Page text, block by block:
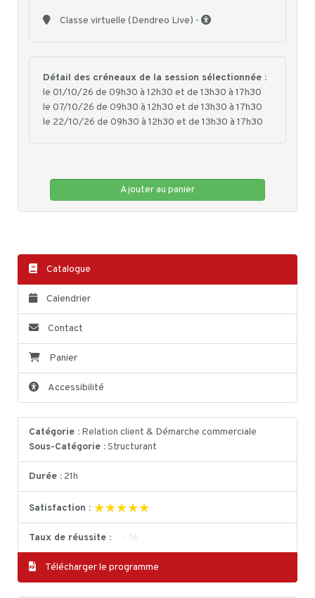
Classe virtuelle (Dendreo Live) -
Détail des créneaux de la session sélectionnée :
le 01/10/26 de 09h30 à 12h30 et de 13h30 à 17h30
le 07/10/26 de 09h30 à 12h30 et de 13h30 à 17h30
le 22/10/26 de 09h30 à 12h30 et de 13h30 à 17h30
Ajouter au panier
Catalogue
Calendrier
Contact
Panier
Accessibilité
Catégorie : Relation client & Démarche commerciale
Sous-Catégorie :Structurant
Durée : 21h
Satisfaction : ★★★★★
★★★★★
Taux de réussite : - %
Télécharger le programme